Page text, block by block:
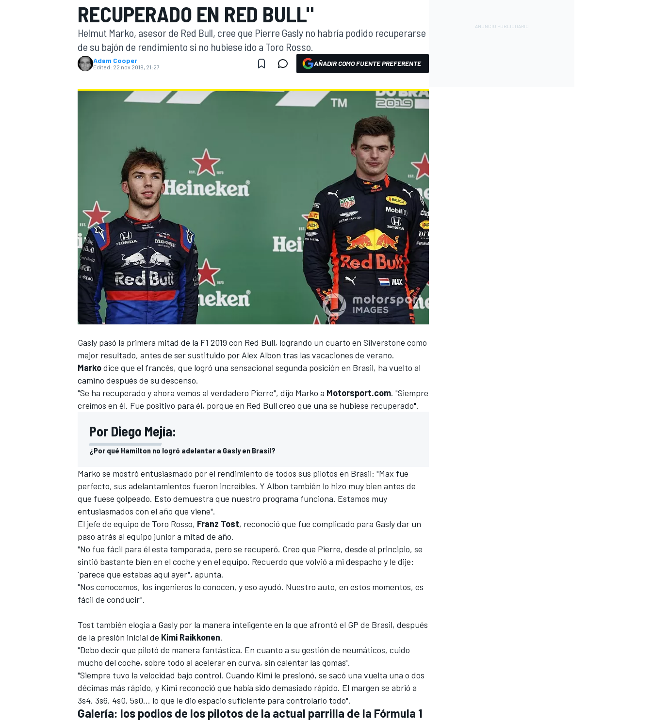
FÓRMULA E MOTO
INDYCARSPORTSCARRALLYTURISMO
RECUPERADO EN RED BULL"
Helmut Marko, asesor de Red Bull, cree que Pierre Gasly no habría podido recuperarse
de su bajón de rendimiento si no hubiese ido a Toro Rosso.
Adam Cooper
Edited: 22 nov 2019, 21:27 AÑADIR COMO FUENTE PREFERENTE
Gasly pasó la primera mitad de la F1 2019 con Red Bull, logrando un cuarto en Silverstone como
mejor resultado, antes de ser sustituido por Alex Albon tras las vacaciones de verano.
Markodice que el francés, que logró una sensacional segunda posición en Brasil, ha vuelto al
camino después de su descenso.
"Se ha recuperado y ahora vemos al verdadero Pierre", dijo Marko a Motorsport.com. "Siempre
creímos en él. Fue positivo para él, porque en Red Bull creo que una se hubiese recuperado".
Por Diego Mejía:
¿Por qué Hamilton no logró adelantar a Gasly en Brasil?
Marko se mostró entusiasmado por el rendimiento de todos sus pilotos en Brasil: "Max fue
perfecto, sus adelantamientos fueron increíbles. Y Albon también lo hizo muy bien antes de
que fuese golpeado. Esto demuestra que nuestro programa funciona. Estamos muy
entusiasmados con el año que viene".
El jefe de equipo de Toro Rosso, Franz Tost, reconoció que fue complicado para Gasly dar un
paso atrás al equipo junior a mitad de año.
"No fue fácil para él esta temporada, pero se recuperó. Creo que Pierre, desde el principio, se
sintió bastante bien en el coche y en el equipo. Recuerdo que volvió a mi despacho y le dije:
'parece que estabas aquí ayer", apunta.
"Nos conocemos, los ingenieros lo conocen, y eso ayudó. Nuestro auto, en estos momentos, es
fácil de conducir".
Tost también elogia a Gasly por la manera inteligente en la que afrontó el GP de Brasil, después
de la presión inicial de Kimi Raikkonen.
"Debo decir que pilotó de manera fantástica. En cuanto a su gestión de neumáticos, cuido
mucho del coche, sobre todo al acelerar en curva, sin calentar las gomas".
"Siempre tuvo la velocidad bajo control. Cuando Kimi le presionó, se sacó una vuelta una o dos
décimas más rápido, y Kimi reconoció que había sido demasiado rápido. El margen se abrió a
3s4, 3s6, 4s0, 5s0... lo que le dio espacio suficiente para controlarlo todo".
Galería: los podios de los pilotos de la actual parrilla de la Fórmula 1